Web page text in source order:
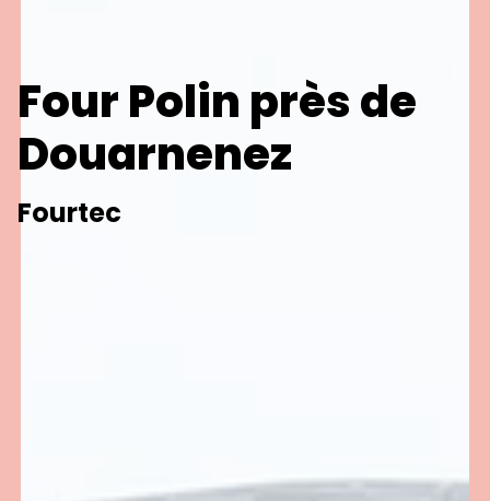
Four Polin près de
Douarnenez
Fourtec